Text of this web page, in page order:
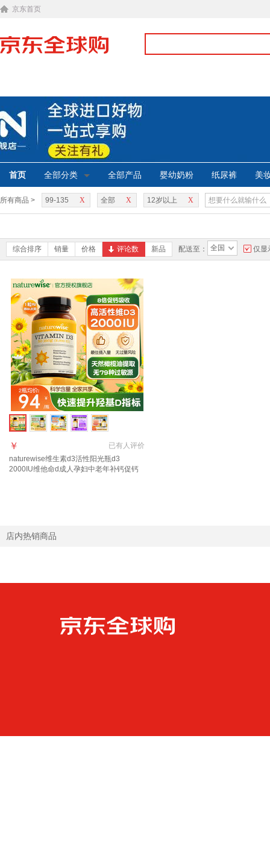
京东首页
首页 全部分类 全部产品 婴幼奶粉 纸尿裤 美
所有商品 > X
99-135 X
全部 X
12岁以上
综合排序 销量 价格 评论数 新品 配送至： 全国 仅显
已有人评价
￥
naturewise维生素d3活性阳光瓶d3
2000IU维他命d成人孕妇中老年补钙促钙
店内热销商品